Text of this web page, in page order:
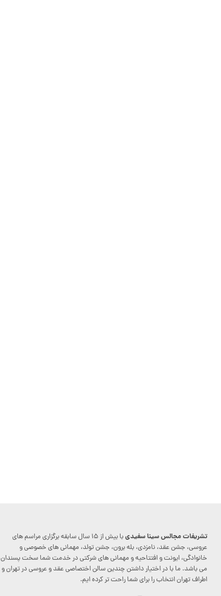
تشریفات مجالس سینا سفیدی
با بیش از ۱۵ سال سابقه برگزاری مراسم های
عروسی، جشن عقد، نامزدی، بله برون، جشن تولد، مهمانی های خصوصی و
خانوادگی، ایونت و افتتاحیه و مهمانی های شرکتی در خدمت شما سخت پسندان
می باشد. ما با در اختیار داشتن چندین سالن اختصاصی عقد و عروسی در تهران و
اطراف تهران انتخاب را برای شما راحت تر کرده ایم.